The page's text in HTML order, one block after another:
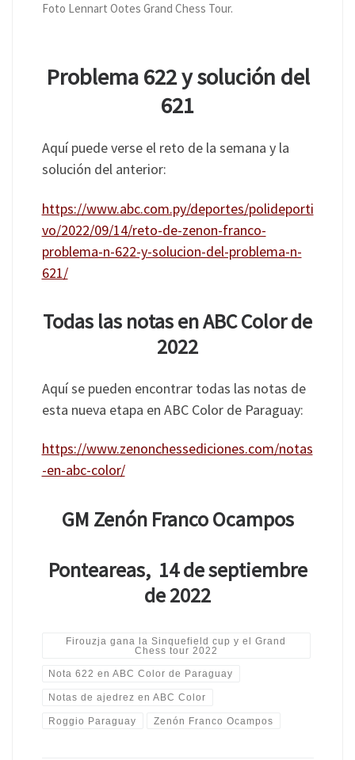
Foto Lennart Ootes Grand Chess Tour.
Problema 622 y solución del
621
Aquí puede verse el reto de la semana y la
solución del anterior:
https://www.abc.com.py/deportes/polideporti
vo/2022/09/14/reto-de-zenon-franco-
problema-n-622-y-solucion-del-problema-n-
621/
Todas las notas en ABC Color de
2022
Aquí se pueden encontrar todas las notas de
esta nueva etapa en ABC Color de Paraguay:
https://www.zenonchessediciones.com/notas
-en-abc-color/
GM Zenón Franco Ocampos
Ponteareas, 14 de septiembre
de 2022
Firouzja gana la Sinquefield cup y el Grand
Chess tour 2022
Nota 622 en ABC Color de Paraguay
Notas de ajedrez en ABC Color
Roggio Paraguay Zenón Franco Ocampos